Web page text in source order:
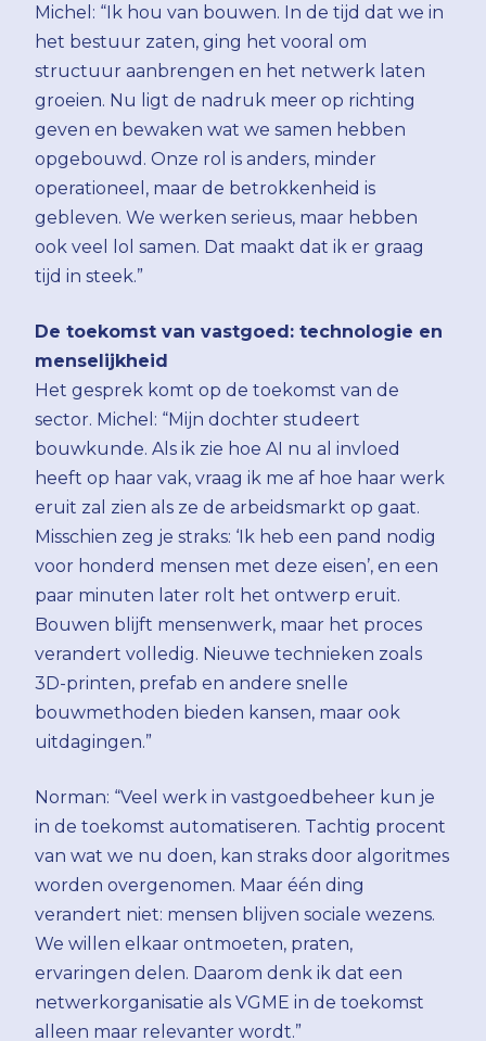
Michel: “Ik hou van bouwen. In de tijd dat we in
het bestuur zaten, ging het vooral om
structuur aanbrengen en het netwerk laten
groeien. Nu ligt de nadruk meer op richting
geven en bewaken wat we samen hebben
opgebouwd. Onze rol is anders, minder
operationeel, maar de betrokkenheid is
gebleven. We werken serieus, maar hebben
ook veel lol samen. Dat maakt dat ik er graag
tijd in steek.”
De toekomst van vastgoed: technologie en
menselijkheid
Het gesprek komt op de toekomst van de
sector. Michel: “Mijn dochter studeert
bouwkunde. Als ik zie hoe AI nu al invloed
heeft op haar vak, vraag ik me af hoe haar werk
eruit zal zien als ze de arbeidsmarkt op gaat.
Misschien zeg je straks: ‘Ik heb een pand nodig
voor honderd mensen met deze eisen’, en een
paar minuten later rolt het ontwerp eruit.
Bouwen blijft mensenwerk, maar het proces
verandert volledig. Nieuwe technieken zoals
3D-printen, prefab en andere snelle
bouwmethoden bieden kansen, maar ook
uitdagingen.”
Norman: “Veel werk in vastgoedbeheer kun je
in de toekomst automatiseren. Tachtig procent
van wat we nu doen, kan straks door algoritmes
worden overgenomen. Maar één ding
verandert niet: mensen blijven sociale wezens.
We willen elkaar ontmoeten, praten,
ervaringen delen. Daarom denk ik dat een
netwerkorganisatie als VGME in de toekomst
alleen maar relevanter wordt.”